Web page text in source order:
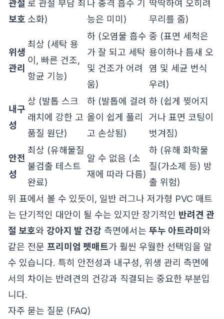
관절
보호
로 관절 부담 최
소화)
나 충격 흡수 기
능은 미미)
딱딱하여 오히려
무리를 줌)
위생
관리
최상 (세탁 용
이, 빠른 건조,
항균 기능)
하 (오염물 흡수
가 잘 되고 세탁
및 건조가 어려
움)
중 (표면 세척은
용이하나 틈새 오
염 및 세균 번식
우려)
내구
성
상 (발톱 스크
래치에 강한 고
품질 원단)
하 (발톱에 걸려
올이 쉽게 풀리
고 손상됨)
하 (쉽게 찢어지
거나 표면 코팅이
벗겨짐)
안전
성
최상 (유해물질
불검출 테스트
완료)
알 수 없음 (소
재에 따라 다름)
하 (유해 화학물
질(가소제 등) 방
출 위험)
위 표에서 볼 수 있듯이, 일반 러그나 저가형 PVC 매트
는 단기적인 대안이 될 수는 있지만 장기적인 반려견 관
절 보호와 강아지 발 건강 측면에서는 뚜누 아트라미 와
같은 전문 프리미엄 펫매트가 훨씬 우월한 선택임을 알
수 있습니다. 특히 안전성과 내구성, 위생 관리 측면에
서의 차이는 반려견의 건강과 직결되는 중요한 부분입
니다.
자주 묻는 질문 (FAQ)